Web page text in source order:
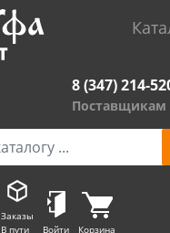
8 (347) 214-
Поставщикам
Заказы
В пути
Войти Корзина